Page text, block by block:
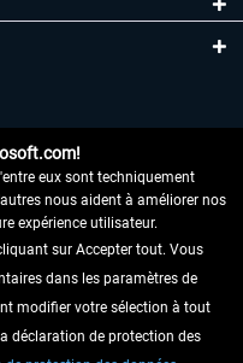
eux sont techniquement
nous aident à améliorer nos
expérience utilisateur.
sur Accepter tout. Vous
dans les paramètres de
modifier votre sélection à tout
déclaration de protection des